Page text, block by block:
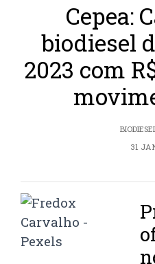
Cepea:
biodiesel
2023 com
31